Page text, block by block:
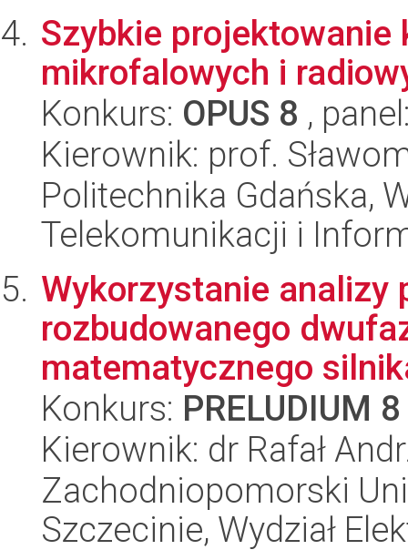
Szybkie
mikrofalowych i
Konkurs: OPUS 8 ,
Kierownik: prof.
Politechnika Gdańska,
Telekomunikacji i
Wykorzystanie analizy
rozbudowanego
matematycznego
Konkurs: PRELUDIUM 8
Kierownik: dr Rafał
Zachodniopomorski
Szczecinie, Wydział